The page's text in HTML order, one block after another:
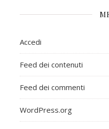
Accedi
Feed dei contenuti
Feed dei commenti
WordPress.org